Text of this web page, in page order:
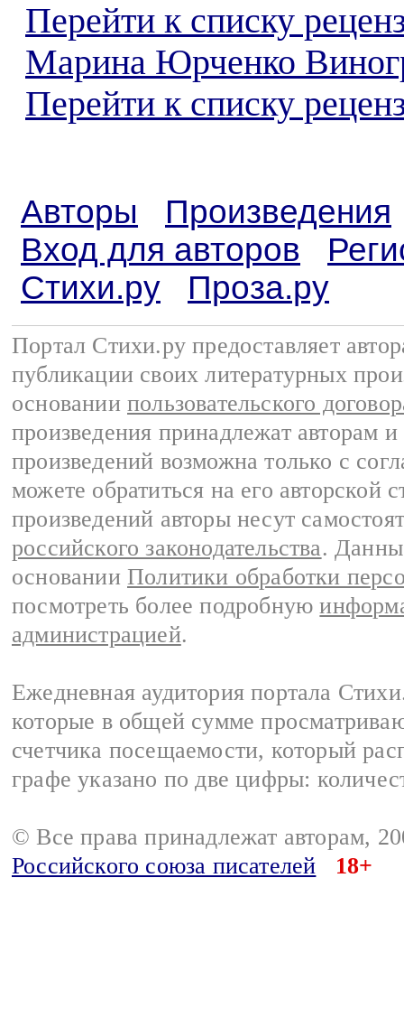
Перейти к списку
Марина Юрченко
Перейти к списку
Авторы
Произведения
Вход для авторов
Стихи.ру
Проза.ру
Портал Стихи.ру предоставляет
публикации своих литературных
основании пользовательского
произведения принадлежат авторам
произведений возможна только с
можете обратиться на его авторской
произведений авторы несут
российского законодательства.
основании Политики обработки
посмотреть более подробную
администрацией.
Ежедневная аудитория портала
которые в общей сумме
счетчика посещаемости, который
графе указано по две цифры:
© Все права принадлежат авторам,
Российского союза писателей
18+